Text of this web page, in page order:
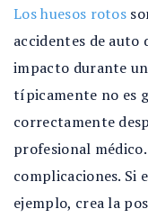
Los huesos rotos
accidentes de auto
impacto durante
típicamente no es
correctamente
profesional
complicaciones. Si
ejemplo, crea la